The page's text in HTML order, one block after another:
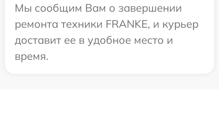
Мы сообщим Вам о завершении
ремонта техники FRANKE, и курьер
доставит ее в удобное место и
время.